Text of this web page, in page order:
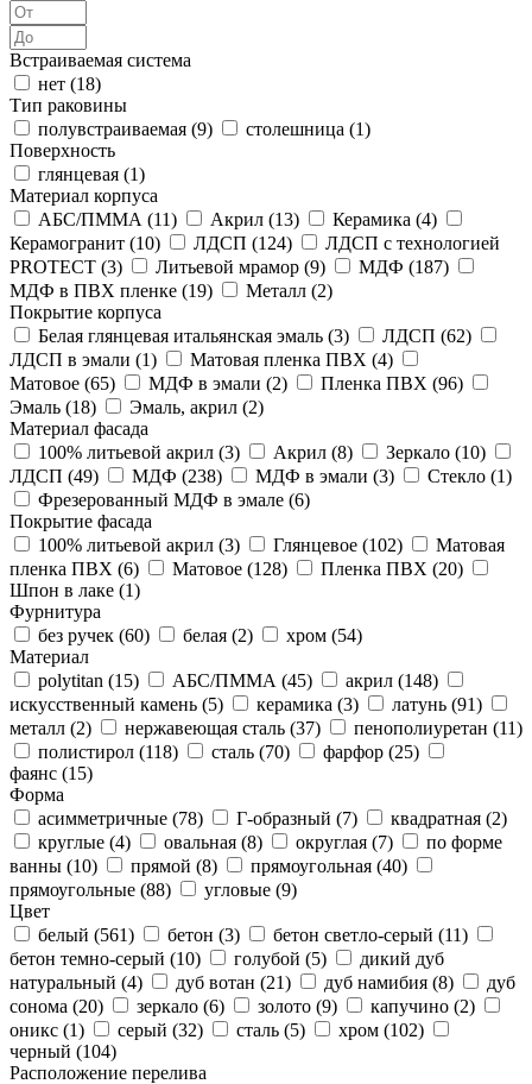
Встраиваемая система
нет (18)
Тип раковины
полувстраиваемая (9) столешница (1)
Поверхность
глянцевая (1)
Материал корпуса
АБС/ПММА (11) Акрил (13) Керамика (4)
Керамогранит (10) ЛДСП (124)
ЛДСП с технологией
PROTECT (3) Литьевой мрамор (9) МДФ (187)
МДФ в ПВХ пленке (19) Металл (2)
Покрытие корпуса
Белая глянцевая итальянская эмаль (3) ЛДСП (62)
ЛДСП в эмали (1) Матовая пленка ПВХ (4)
Матовое (65) МДФ в эмали (2) Пленка ПВХ (96)
Эмаль (18) Эмаль, акрил (2)
Материал фасада
100% литьевой акрил (3) Акрил (8) Зеркало (10)
ЛДСП (49) МДФ (238) МДФ в эмали (3) Стекло (1)
Фрезерованный МДФ в эмале (6)
Покрытие фасада
100% литьевой акрил (3) Глянцевое (102)
Матовая
пленка ПВХ (6) Матовое (128) Пленка ПВХ (20)
Шпон в лаке (1)
Фурнитура
без ручек (60) белая (2) хром (54)
Материал
polytitan (15) АБС/ПММА (45) акрил (148)
искусственный камень (5) керамика (3) латунь (91)
металл (2) нержавеющая сталь (37) пенополиуретан (11)
полистирол (118) сталь (70) фарфор (25)
фаянс (15)
Форма
асимметричные (78) Г-образный (7) квадратная (2)
круглые (4) овальная (8) округлая (7)
по форме
ванны (10) прямой (8) прямоугольная (40)
прямоугольные (88) угловые (9)
Цвет
белый (561) бетон (3) бетон светло-серый (11)
бетон темно-серый (10) голубой (5)
дикий дуб
натуральный (4) дуб вотан (21) дуб намибия (8)
дуб
сонома (20) зеркало (6) золото (9) капучино (2)
оникс (1) серый (32) сталь (5) хром (102)
черный (104)
Расположение перелива